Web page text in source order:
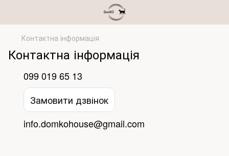
Контактна інформація
Контактна інформація
099 019 65 13
Замовити дзвінок
info.domkohouse@gmail.com